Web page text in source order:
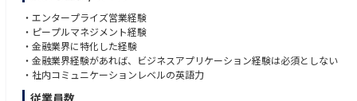
ーバルの幅広い技術知見に基づくコンサルティングが
当社の特徴であり強みです。
【ポジション/業務内容の一例】※ご経験、ご希望を考慮し、ご相談の上
でチームやPJを決めていきます。
・SAPのPJ経験または開発経験
・PMP資格相当(経験値優先)
◆SAP Senior Consultant◆
・コンサルティングファームでの就業経験
・事業会社におけるプロジェクト推進経験
・システム導入プロジェクトの経験
チームを率いて、
既存顧客におけるAnaplanのプレゼンスを拡大し、日本の見込み顧客との
新たな関係を構築します。
あなたの目標は、市場シェアを確保し、顧客満足度を高め、顧客ロイヤル
ティを育むことです。
・エンタープライズ営業経験
・ピープルマネジメント経験
・金融業界に特化した経験
・金融業界経験があれば、ビジネスアプリケーション経験は必須としない
・社内コミュニケーションレベルの英語力